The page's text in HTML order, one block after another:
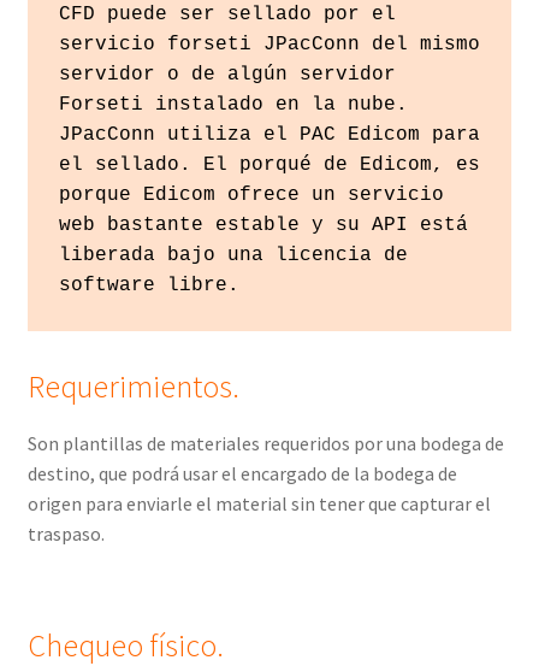
CFD puede ser sellado por el
servicio forseti JPacConn del mismo
servidor o de algún servidor
Forseti instalado en la nube.
JPacConn utiliza el PAC Edicom para
el sellado. El porqué de Edicom, es
porque Edicom ofrece un servicio
web bastante estable y su API está
liberada bajo una licencia de
software libre.
Requerimientos.
Son plantillas de materiales requeridos por una bodega de
destino, que podrá usar el encargado de la bodega de
origen para enviarle el material sin tener que capturar el
traspaso.
Chequeo físico.